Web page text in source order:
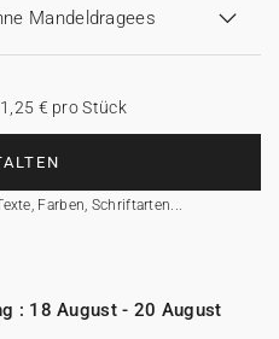
Mandeldragees
Farben, Schriftarten...
€ pro Stück
: 18 August - 20 August